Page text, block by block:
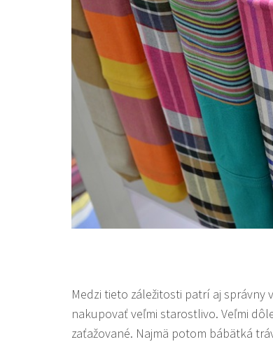
Medzi tieto záležitosti patrí aj
nakupovať veľmi starostlivo. Veľmi
zaťažované. Najmä potom bábätká